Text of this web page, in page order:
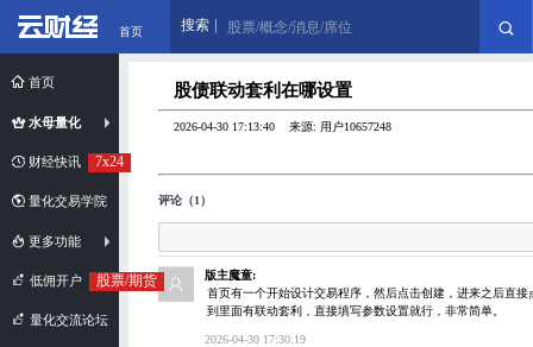
首页
水母量化
财经快讯 7x24
量化交易学院
更多功能
低佣开户 股票/期货
量化交流论坛
首页 搜索 股票/概念/消息/席位
股债联动套利在哪设置
评论（1）
版主魔童:
首页有一个开始设计交易程序，然后点击创建，进来之后直
到里面有联动套利，直接填写参数设置就行，非常简单。
2026-04-30 17:30:19